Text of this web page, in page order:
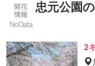
忠元公園
2